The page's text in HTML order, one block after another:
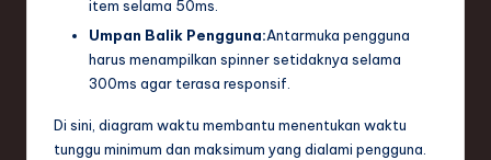
item selama 50ms.
Umpan Balik Pengguna:Antarmuka pengguna
harus menampilkan spinner setidaknya selama
300ms agar terasa responsif.
Di sini, diagram waktu membantu menentukan waktu
tunggu minimum dan maksimum yang dialami pengguna.